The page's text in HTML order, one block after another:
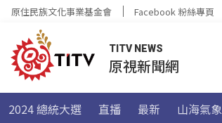
原住民族文化事業基金會 Facebook 粉絲專頁
TITV NEWS
原視新聞網
2024 總統大選 直播 最新 山海氣象